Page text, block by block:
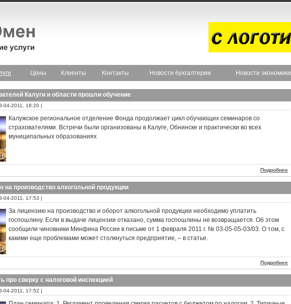
Цены Клиенты Контакты Новости бухгалтерии Новости экономики
Калуги и области прошли обучение
04-2011, 18:20 |
Калужское региональное отделение Фонда продолжает цикл обучающих семинаров со
страхователями. Встречи были организованы в Калуге, Обнинске и практически во всех
муниципальных образованиях
Подробнее
на производство алкогольной продукции
04-2011, 17:53 |
За лицензию на производство и оборот алкогольной продукции необходимо уплатить
госпошлину. Если в выдаче лицензии отказано, сумма госпошлины не возвращается. Об этом
сообщили чиновники Минфина России в письме от 1 февраля 2011 г. № 03-05-05-03/03. О том, с
какими еще проблемами может столкнуться предприятие, – в статье.
Подробнее
про сверку с налоговой инспекцией
04-2011, 17:52 |